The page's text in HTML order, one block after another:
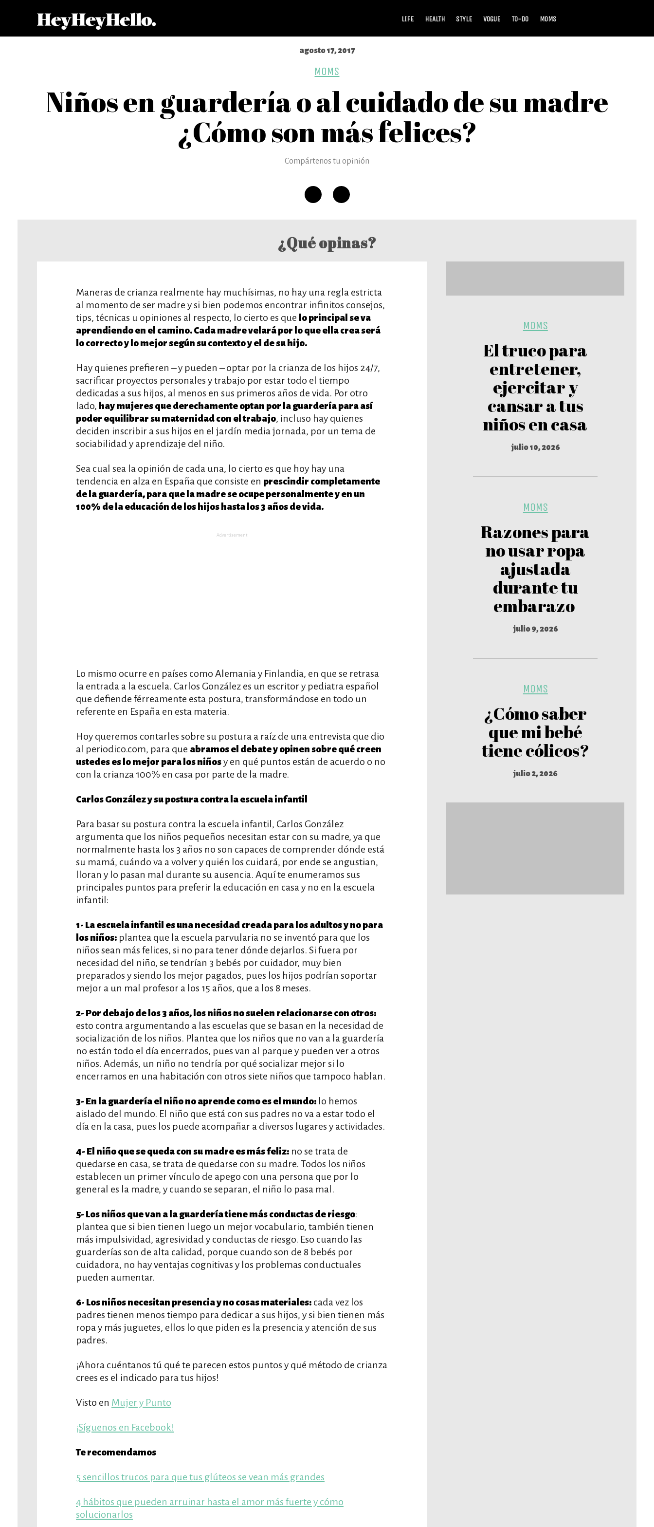
LIFE HEALTH STYLE VOGUE TO-DO MOMS
agosto 17, 2017
MOMS
Niños en guardería o al cuidado de su madre
¿Cómo son más felices?
Compártenos tu opinión
¿Qué opinas?
MOMS
El truco para
entretener,
ejercitar y
cansar a tus
niños en casa
julio 10, 2026
MOMS
Razones para
no usar ropa
ajustada
durante tu
embarazo
julio 9, 2026
MOMS
¿Cómo saber
que mi bebé
tiene cólicos?
julio 2, 2026
Maneras de crianza realmente hay muchísimas, no hay una regla estricta
al momento de ser madre y si bien podemos encontrar infinitos consejos,
tips, técnicas u opiniones al respecto, lo cierto es que lo principal se va
aprendiendo en el camino. Cada madre velará por lo que ella crea será
lo correcto y lo mejor según su contexto y el de su hijo.
Hay quienes prefieren – y pueden – optar por la crianza de los hijos 24/7,
sacrificar proyectos personales y trabajo por estar todo el tiempo
dedicadas a sus hijos, al menos en sus primeros años de vida. Por otro
lado, hay mujeres que derechamente optan por la guardería para así
poder equilibrar su maternidad con el trabajo, incluso hay quienes
deciden inscribir a sus hijos en el jardín media jornada, por un tema de
sociabilidad y aprendizaje del niño.
Sea cual sea la opinión de cada una, lo cierto es que hoy hay una
tendencia en alza en España que consiste en prescindir completamente
de la guardería, para que la madre se ocupe personalmente y en un
100% de la educación de los hijos hasta los 3 años de vida.
Advertisement
Lo mismo ocurre en países como Alemania y Finlandia, en que se retrasa
la entrada a la escuela. Carlos González es un escritor y pediatra español
que defiende férreamente esta postura, transformándose en todo un
referente en España en esta materia.
Hoy queremos contarles sobre su postura a raíz de una entrevista que dio
al periodico.com, para que abramos el debate y opinen sobre qué creen
ustedes es lo mejor para los niñosy en qué puntos están de acuerdo o no
con la crianza 100% en casa por parte de la madre.
Carlos González y su postura contra la escuela infantil
Para basar su postura contra la escuela infantil, Carlos González
argumenta que los niños pequeños necesitan estar con su madre, ya que
normalmente hasta los 3 años no son capaces de comprender dónde está
su mamá, cuándo va a volver y quién los cuidará, por ende se angustian,
lloran y lo pasan mal durante su ausencia. Aquí te enumeramos sus
principales puntos para preferir la educación en casa y no en la escuela
infantil:
1- La escuela infantil es una necesidad creada para los adultos y no para
los niños: plantea que la escuela parvularia no se inventó para que los
niños sean más felices, si no para tener dónde dejarlos. Si fuera por
necesidad del niño, se tendrían 3 bebés por cuidador, muy bien
preparados y siendo los mejor pagados, pues los hijos podrían soportar
mejor a un mal profesor a los 15 años, que a los 8 meses.
2- Por debajo de los 3 años, los niños no suelen relacionarse con otros:
esto contra argumentando a las escuelas que se basan en la necesidad de
socialización de los niños. Plantea que los niños que no van a la guardería
no están todo el día encerrados, pues van al parque y pueden ver a otros
niños. Además, un niño no tendría por qué socializar mejor si lo
encerramos en una habitación con otros siete niños que tampoco hablan.
3- En la guardería el niño no aprende como es el mundo: lo hemos
aislado del mundo. El niño que está con sus padres no va a estar todo el
día en la casa, pues los puede acompañar a diversos lugares y actividades.
4- El niño que se queda con su madre es más feliz: no se trata de
quedarse en casa, se trata de quedarse con su madre. Todos los niños
establecen un primer vínculo de apego con una persona que por lo
general es la madre, y cuando se separan, el niño lo pasa mal.
5- Los niños que van a la guardería tiene más conductas de riesgo:
plantea que si bien tienen luego un mejor vocabulario, también tienen
más impulsividad, agresividad y conductas de riesgo. Eso cuando las
guarderías son de alta calidad, porque cuando son de 8 bebés por
cuidadora, no hay ventajas cognitivas y los problemas conductuales
pueden aumentar.
6- Los niños necesitan presencia y no cosas materiales: cada vez los
padres tienen menos tiempo para dedicar a sus hijos, y si bien tienen más
ropa y más juguetes, ellos lo que piden es la presencia y atención de sus
padres.
¡Ahora cuéntanos tú qué te parecen estos puntos y qué método de crianza
crees es el indicado para tus hijos!
Visto en Mujer y Punto
¡Síguenos en Facebook!
Te recomendamos
5 sencillos trucos para que tus glúteos se vean más grandes
4 hábitos que pueden arruinar hasta el amor más fuerte y cómo
solucionarlos